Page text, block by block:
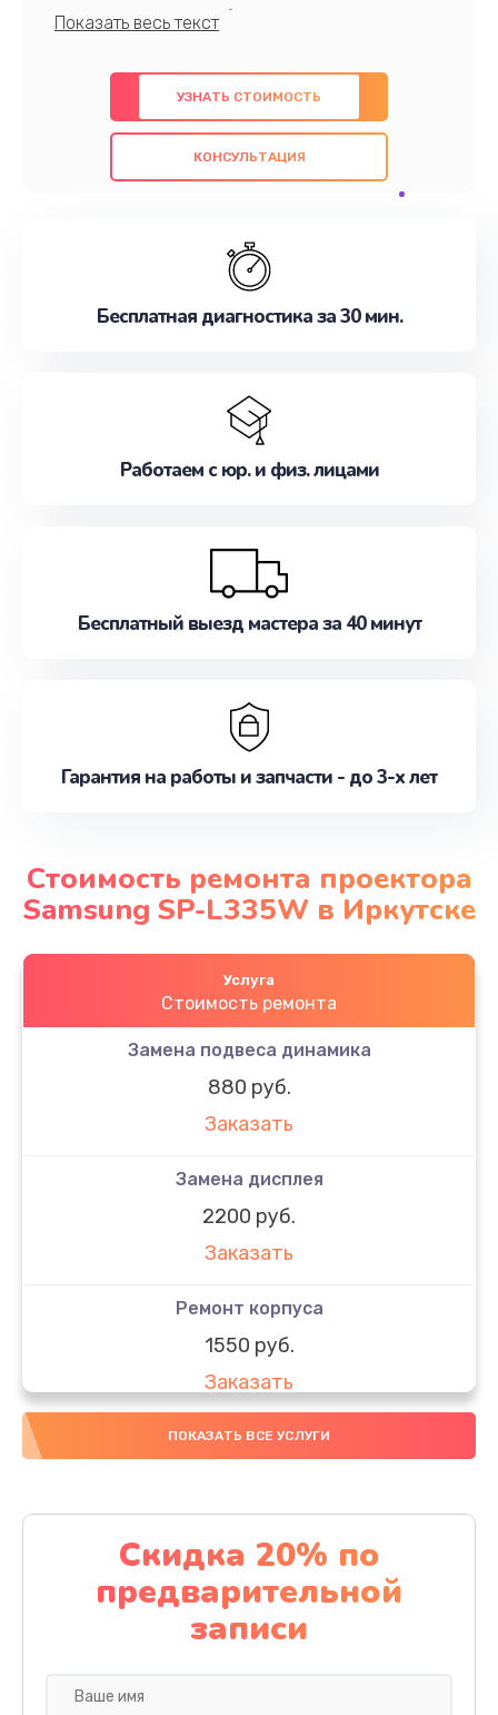
профессионалов с обширными знаниями и
предлагаем быстрый и качественный ремонт с
использованием оригинальных компонентов, а
также гарантируем качество всех
проведенных работ. Наша цель - предоставить
наилучшим образом. Не медлите записаться на
УЗНАТЬ СТОИМОСТЬ
КОНСУЛЬТАЦИЯ
Бесплатная диагностика за 30 мин.
Работаем с юр. и физ. лицами
Бесплатный выезд мастера за 40 минут
Гарантия на работы и запчасти - до 3-х лет
Стоимость ремонта проектора
Samsung SP-L335W в Иркутске
Услуга
Стоимость ремонта
Замена подвеса динамика
880 руб.
Заказать
Замена дисплея
2200 руб.
Заказать
Ремонт корпуса
1550 руб.
Заказать
Настройка
Заказать
Ремонт кнопки
1200 руб.
Заказать
ПОКАЗАТЬ ВСЕ УСЛУГИ
Скидка 20% по
предварительной
записи